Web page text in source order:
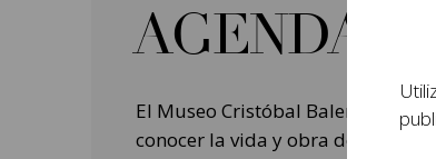
AGENDA
El Museo Cristóbal Balenciaga
conocer la vida y obra del